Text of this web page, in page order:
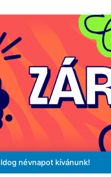
névnapot kívánunk!